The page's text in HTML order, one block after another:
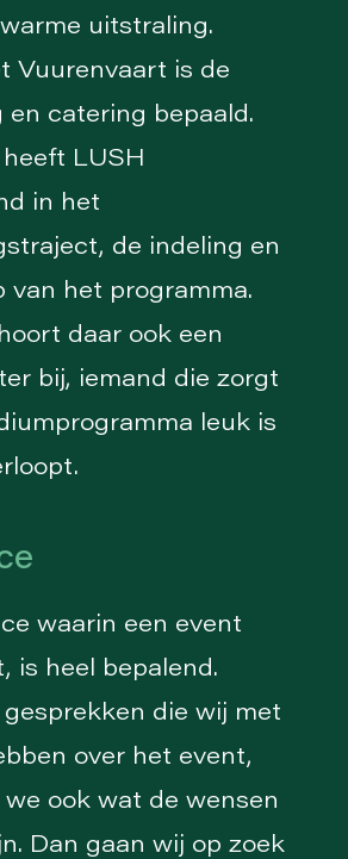
uitstraling.
Vuurenvaart is de
en catering bepaald.
LUSH
in het
de indeling en
van het programma.
daar ook een
bij, iemand die zorgt
leuk is
waarin een event
is heel bepalend.
die wij met
over het event,
ook wat de wensen
Dan gaan wij op zoek